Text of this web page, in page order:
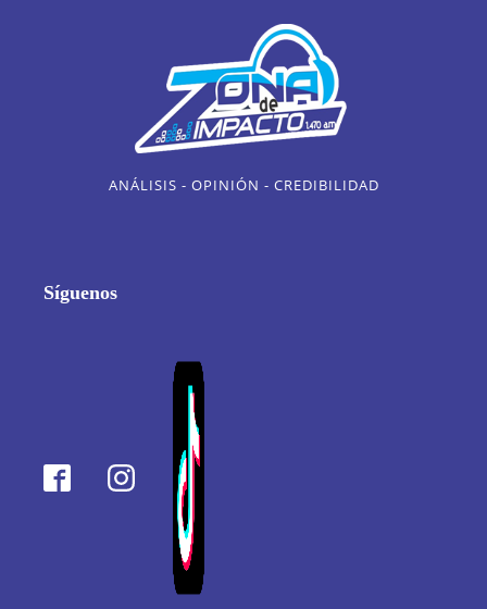
ANÁLISIS - OPINIÓN - CREDIBILIDAD
Síguenos